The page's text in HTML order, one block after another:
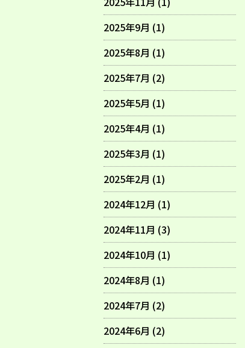
2025年9月 (1)
2025年8月 (1)
2025年7月 (2)
2025年5月 (1)
2025年4月 (1)
2025年3月 (1)
2025年2月 (1)
2024年12月 (1)
2024年11月 (3)
2024年10月 (1)
2024年8月 (1)
2024年7月 (2)
2024年6月 (2)